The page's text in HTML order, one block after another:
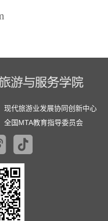
现代旅游业发展协同创新中心
全国MTA教育指导委员会